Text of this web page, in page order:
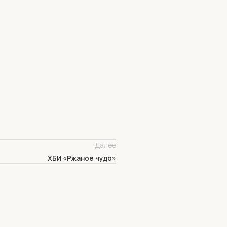
Далее
ХБИ «Ржаное чудо»